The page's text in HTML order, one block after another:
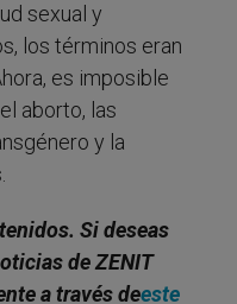
sexual y
los términos eran
es imposible
aborto, las
y la
Si deseas
de ZENIT
a través deeste